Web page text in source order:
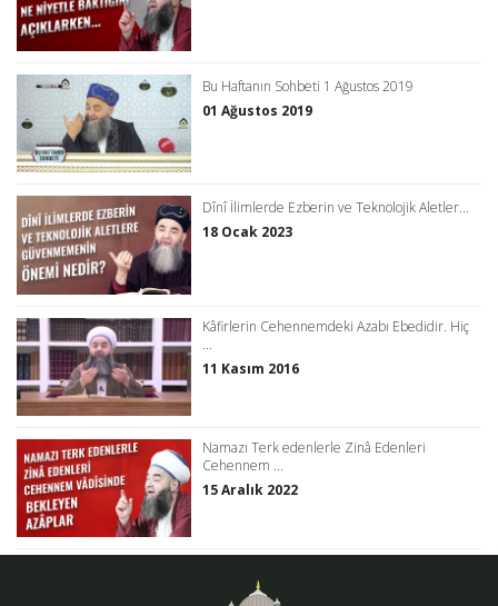
Bu Haftanın Sohbeti 1 Ağustos 2019
01 Ağustos 2019
Dînî İlimlerde Ezberin ve Teknolojik Aletler...
18 Ocak 2023
Kâfirlerin Cehennemdeki Azabı Ebedidir. Hiç
...
11 Kasım 2016
Namazı Terk edenlerle Zinâ Edenleri
Cehennem ...
15 Aralık 2022